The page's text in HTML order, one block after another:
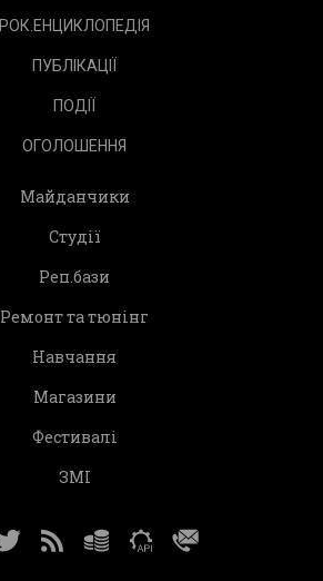
РОК.ЕНЦИКЛОПЕДІЯ
ПУБЛІКАЦІЇ
ПОДІЇ
ОГОЛОШЕННЯ
Майданчики
Студії
Реп.бази
Ремонт та тюнінг
Навчання
Магазини
Фестивалі
ЗМІ